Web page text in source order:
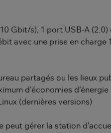
Gbit/s), 1 port USB-A
avec une prise en
partagés ou les lieux
d’économies d’énergie
(dernières versions)
gérer la station